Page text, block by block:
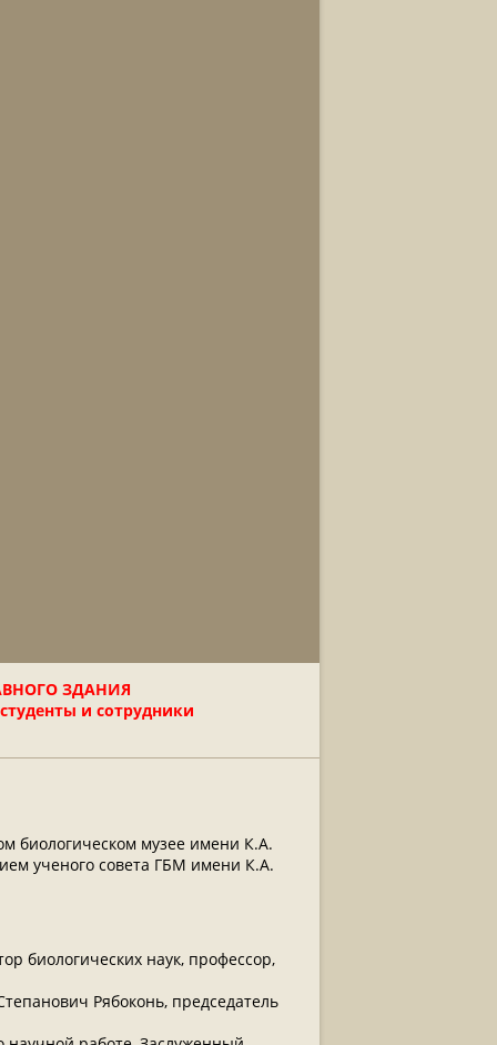
ЗДАНИЯ
и сотрудники
биологическом музее имени К.А.
ученого совета ГБМ имени К.А.
биологических наук, профессор,
Рябоконь, председатель